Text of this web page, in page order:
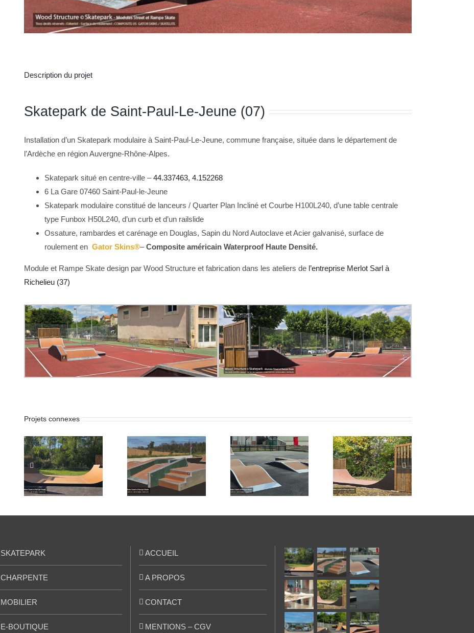
Description du projet
Skatepark de Saint-Paul-Le-Jeune (07)
Installation d’un Skatepark modulaire à Saint-Paul-Le-Jeune, commune française, située dans le département de
l’Ardèche en région Auvergne-Rhône-Alpes.
Skatepark situé en centre-ville –44.337463, 4.152268
6 La Gare 07460 Saint-Paul-le-Jeune
Skatepark modulaire constitué de lanceurs / Quarter Plan Incliné et Courbe H100L240, d’une table centrale
type Funbox H50L240, d’un curb et d’un railslide
Ossature, rambardes et carénage en Douglas, Sapin du Nord Autoclave et Acier galvanisé, surface de
roulement en Gator Skins®–Composite américain Waterproof Haute Densité.
Module et Rampe Skate design par Wood Structure et fabrication dans les ateliers de l’entreprise Merlot Sarl à
Richelieu (37)
Projets connexes
Skatepark de
Ghisonaccia
(Corse 2B)
Skatepark de
Artannes-sur-
Indre (37)
Skatepark de St-
Romain-au-Mont-
d’Or (69)
SKATEPARK
CHARPENTE
MOBILIER
E-BOUTIQUE
ACCUEIL
A PROPOS
CONTACT
MENTIONS – CGV